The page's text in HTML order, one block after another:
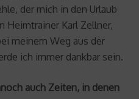
der mich in den Urlaub
Heimtrainer Karl Zellner,
meinem Weg aus der
ich immer dankbar sein.
auch Zeiten, in denen